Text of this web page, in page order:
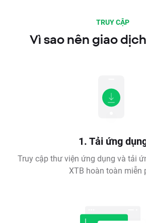
TRUY CẬP
Vì sao nên giao
1. Tải ứng
Truy cập thư viện ứng dụng và tải
XTB hoàn toàn miễn